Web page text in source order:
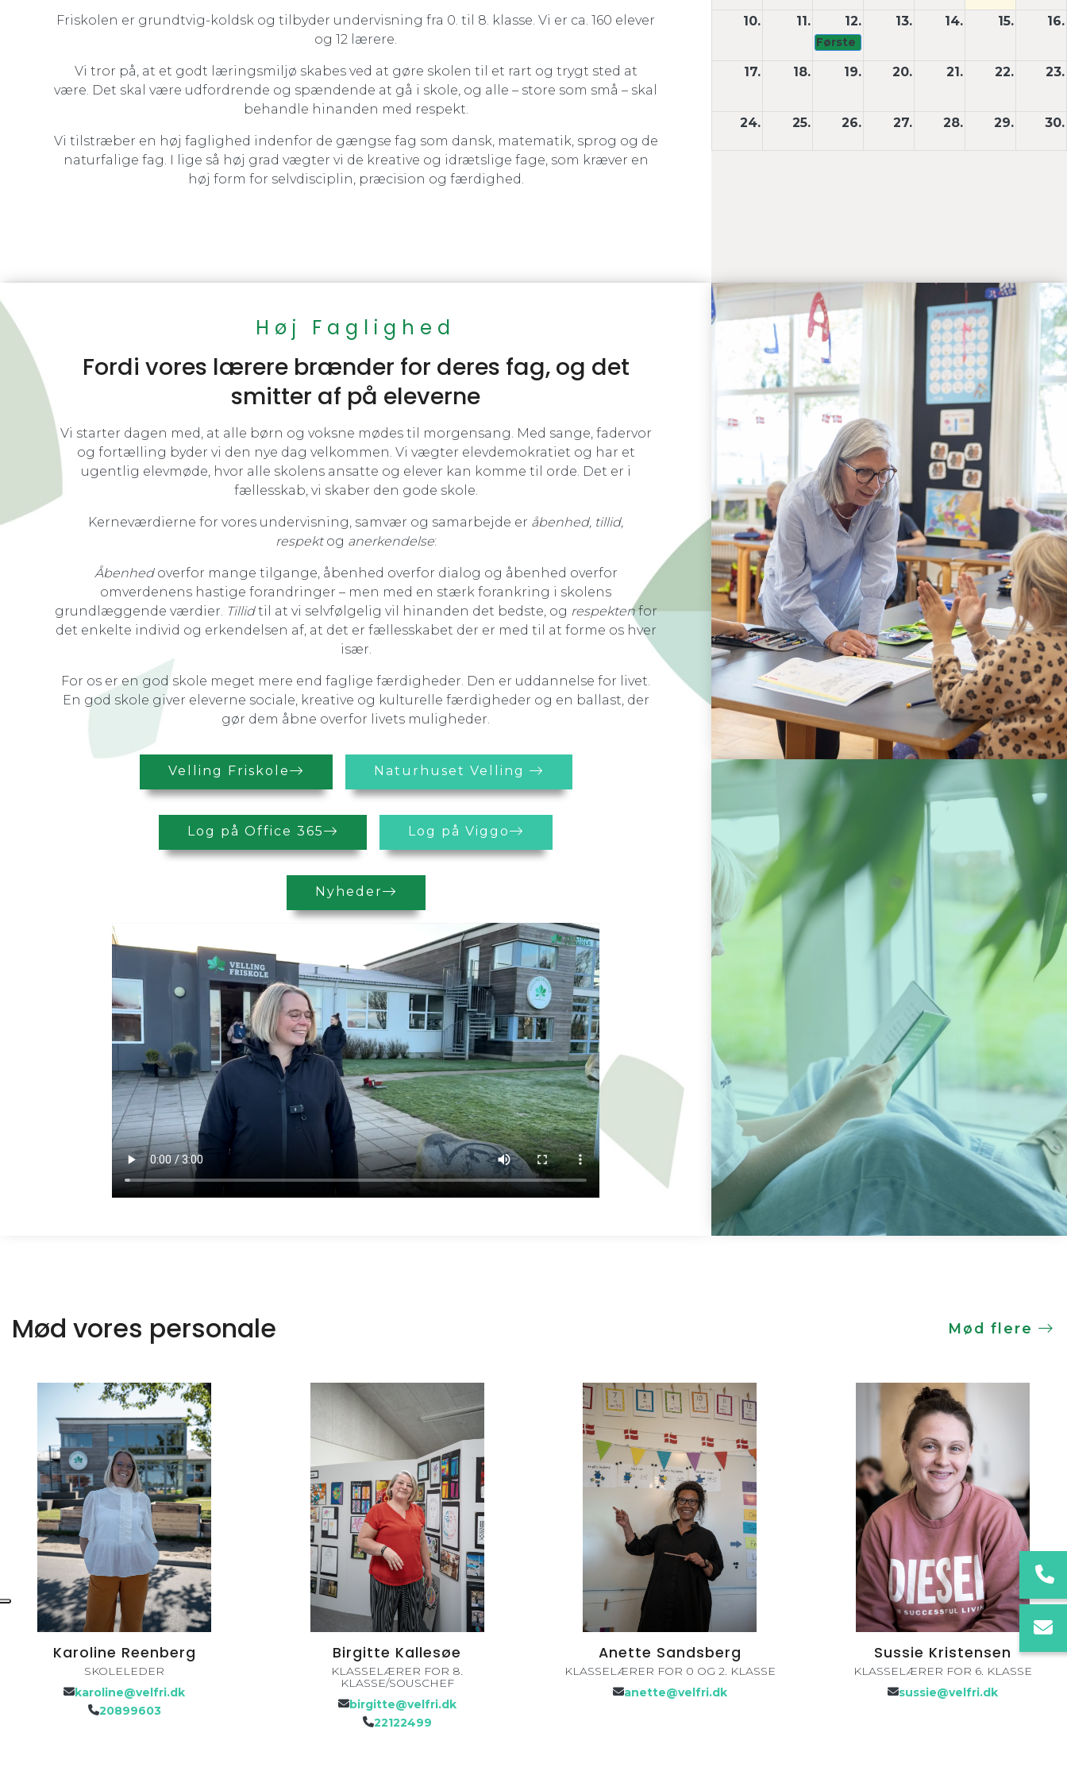
Friskolen er grundtvig-koldsk og tilbyder undervisning fra 0. til 8. klasse. Vi er ca. 160 elever
og 12 lærere.
Vi tror på, at et godt læringsmiljø skabes ved at gøre skolen til et rart og trygt sted at
være. Det skal være udfordrende og spændende at gå i skole, og alle – store som små – skal
behandle hinanden med respekt.
Vi tilstræber en høj faglighed indenfor de gængse fag som dansk, matematik, sprog og de
naturfalige fag. I lige så høj grad vægter vi de kreative og idrætslige fage, som kræver en
høj form for selvdisciplin, præcision og færdighed.
10. 11. 12. 13. 14. 15. 16.
Første skoledag efter sommerferien
17. 18. 19. 20. 21. 22. 23.
24. 25. 26. 27. 28. 29. 30.
Høj Faglighed
Fordi vores lærere brænder for deres fag, og det
smitter af på eleverne
Vi starter dagen med, at alle børn og voksne mødes til morgensang. Med sange, fadervor
og fortælling byder vi den nye dag velkommen. Vi vægter elevdemokratiet og har et
ugentlig elevmøde, hvor alle skolens ansatte og elever kan komme til orde. Det er i
fællesskab, vi skaber den gode skole.
Kerneværdierne for vores undervisning, samvær og samarbejde er åbenhed, tillid,
respektog anerkendelse:
Åbenhedoverfor mange tilgange, åbenhed overfor dialog og åbenhed overfor
omverdenens hastige forandringer – men med en stærk forankring i skolens
grundlæggende værdier. Tillidtil at vi selvfølgelig vil hinanden det bedste, og respektenfor
det enkelte individ og erkendelsen af, at det er fællesskabet der er med til at forme os hver
især.
For os er en god skole meget mere end faglige færdigheder. Den er uddannelse for livet.
En god skole giver eleverne sociale, kreative og kulturelle færdigheder og en ballast, der
gør dem åbne overfor livets muligheder.
Velling Friskole Naturhuset Velling
Log på Office 365 Log på Viggo
Nyheder
Mød vores personale Mød flere
Karoline Reenberg
SKOLELEDER
karoline@velfri.dk
20899603
Birgitte Kallesøe
KLASSELÆRER FOR 8.
KLASSE/SOUSCHEF
birgitte@velfri.dk
22122499
Anette Sandsberg
KLASSELÆRER FOR 0 OG 2. KLASSE
anette@velfri.dk
Sussie Kristensen
KLASSELÆRER FOR 6. KLASSE
sussie@velfri.dk